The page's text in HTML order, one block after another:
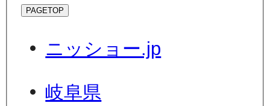
PAGETOP
ニッショー.jp
岐阜県